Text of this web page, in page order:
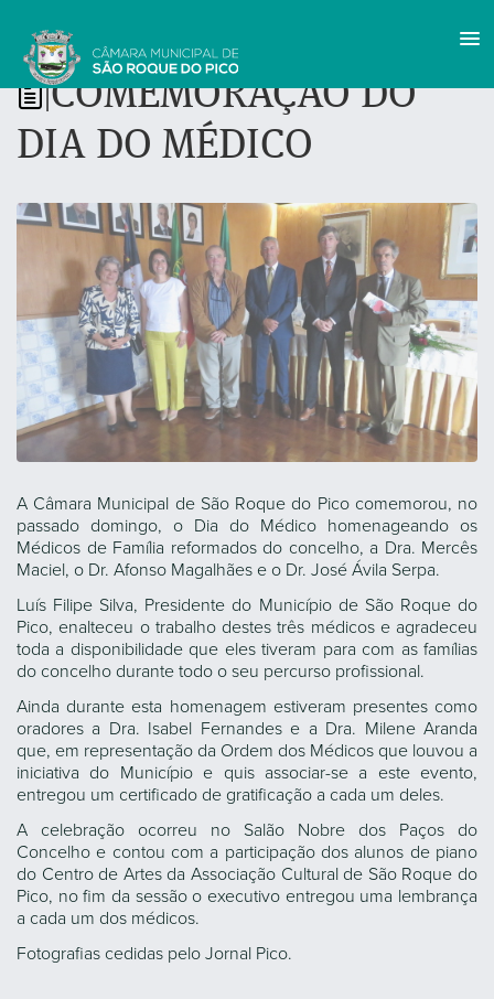
COMEMORAÇÃO DO
DIA DO MÉDICO
A Câmara Municipal de São Roque do Pico comemorou, no
passado domingo, o Dia do Médico homenageando os
Médicos de Família reformados do concelho, a Dra. Mercês
Maciel, o Dr. Afonso Magalhães e o Dr. José Ávila Serpa.
Luís Filipe Silva, Presidente do Município de São Roque do
Pico, enalteceu o trabalho destes três médicos e agradeceu
toda a disponibilidade que eles tiveram para com as famílias
do concelho durante todo o seu percurso profissional.
Ainda durante esta homenagem estiveram presentes como
oradores a Dra. Isabel Fernandes e a Dra. Milene Aranda
que, em representação da Ordem dos Médicos que louvou a
iniciativa do Município e quis associar-se a este evento,
entregou um certificado de gratificação a cada um deles.
A celebração ocorreu no Salão Nobre dos Paços do
Concelho e contou com a participação dos alunos de piano
do Centro de Artes da Associação Cultural de São Roque do
Pico, no fim da sessão o executivo entregou uma lembrança
a cada um dos médicos.
Fotografias cedidas pelo Jornal Pico.